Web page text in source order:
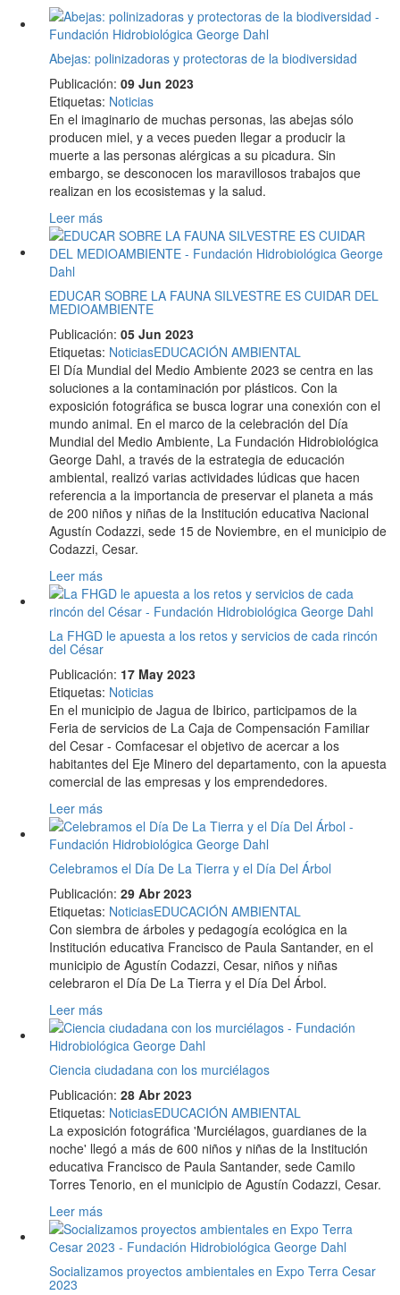
Abejas: polinizadoras y protectoras de la biodiversidad
Publicación: 09 Jun 2023
Etiquetas: Noticias
En el imaginario de muchas personas, las abejas sólo
producen miel, y a veces pueden llegar a producir la
muerte a las personas alérgicas a su picadura. Sin
embargo, se desconocen los maravillosos trabajos que
realizan en los ecosistemas y la salud.
Leer más
EDUCAR SOBRE LA FAUNA SILVESTRE ES CUIDAR DEL
MEDIOAMBIENTE
Publicación: 05 Jun 2023
Etiquetas: NoticiasEDUCACIÓN AMBIENTAL
El Día Mundial del Medio Ambiente 2023 se centra en las
soluciones a la contaminación por plásticos. Con la
exposición fotográfica se busca lograr una conexión con el
mundo animal. En el marco de la celebración del Día
Mundial del Medio Ambiente, La Fundación Hidrobiológica
George Dahl, a través de la estrategia de educación
ambiental, realizó varias actividades lúdicas que hacen
referencia a la importancia de preservar el planeta a más
de 200 niños y niñas de la Institución educativa Nacional
Agustín Codazzi, sede 15 de Noviembre, en el municipio de
Codazzi, Cesar.
Leer más
La FHGD le apuesta a los retos y servicios de cada rincón
del César
Publicación: 17 May 2023
Etiquetas: Noticias
En el municipio de Jagua de Ibirico, participamos de la
Feria de servicios de La Caja de Compensación Familiar
del Cesar - Comfacesar el objetivo de acercar a los
habitantes del Eje Minero del departamento, con la apuesta
comercial de las empresas y los emprendedores.
Leer más
Celebramos el Día De La Tierra y el Día Del Árbol
Publicación: 29 Abr 2023
Etiquetas: NoticiasEDUCACIÓN AMBIENTAL
Con siembra de árboles y pedagogía ecológica en la
Institución educativa Francisco de Paula Santander, en el
municipio de Agustín Codazzi, Cesar, niños y niñas
celebraron el Día De La Tierra y el Día Del Árbol.
Leer más
Ciencia ciudadana con los murciélagos
Publicación: 28 Abr 2023
Etiquetas: NoticiasEDUCACIÓN AMBIENTAL
La exposición fotográfica 'Murciélagos, guardianes de la
noche' llegó a más de 600 niños y niñas de la Institución
educativa Francisco de Paula Santander, sede Camilo
Torres Tenorio, en el municipio de Agustín Codazzi, Cesar.
Leer más
Socializamos proyectos ambientales en Expo Terra Cesar
2023